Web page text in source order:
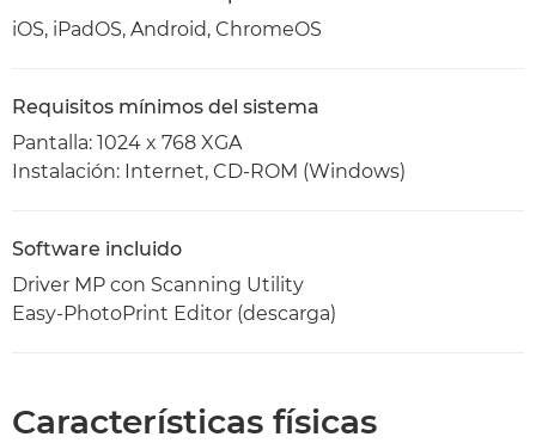
iOS, iPadOS, Android, ChromeOS
Requisitos mínimos del sistema
Pantalla: 1024 x 768 XGA
Instalación: Internet, CD-ROM (Windows)
Software incluido
Driver MP con Scanning Utility
Easy-PhotoPrint Editor (descarga)
Características físicas